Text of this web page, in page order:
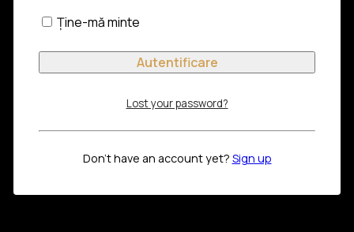
Produse similare
Ține-mă minte
Lost your password?
Don't have an account yet? Sign up